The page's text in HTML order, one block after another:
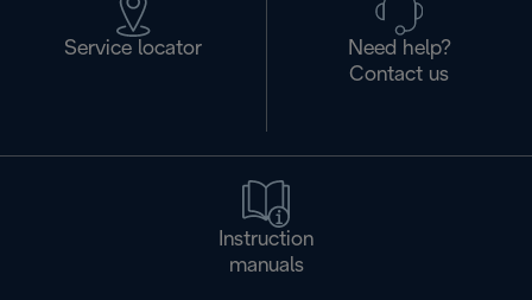
Service locator
Need help?
Contact us
Instruction
manuals